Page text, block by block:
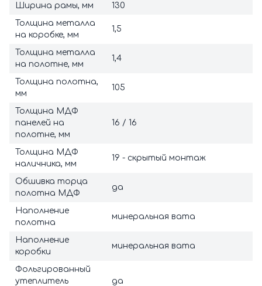
Ширина рамы, мм
130
Толщина металла
на коробке, мм
1,5
Толщина металла
на полотне, мм
1,4
Толщина полотна,
мм
105
Толщина МДФ
панелей на
полотне, мм
16 / 16
Толщина МДФ
наличника, мм
19 - скрытый монтаж
Обшивка торца
полотна МДФ
да
Наполнение
полотна
минеральная вата
Наполнение
коробки
минеральная вата
Фольгированный
утеплитель
да